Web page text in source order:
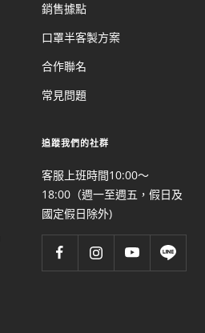
銷售據點
口罩半客製方案
合作聯名
常見問題
追蹤我們的社群
客服上班時間10:00～
18:00（週一至週五，假日及
國定假日除外)